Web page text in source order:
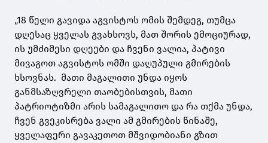
„18 წელი გავიდა აგვისტოს ომის შემდეგ, თუმცა
დღესაც ყველას გვახსოვს, მათ შორის ემოციურად,
ის უმძიმესი დღეები და ჩვენი ვალია, პატივი
მივაგოთ აგვისტოს ომში დაღუპული გმირების
ხსოვნას. მათი მაგალითი უნდა იყოს
განმსაზღვრელი თაობებისთვის, მათი
პატრიოტიზმი არის სამაგალითო და რა თქმა უნდა,
ჩვენ გვეკისრება ვალი ამ გმირების წინაშე,
ყველაფერი გავაკეთოთ მშვიდობიანი გზით